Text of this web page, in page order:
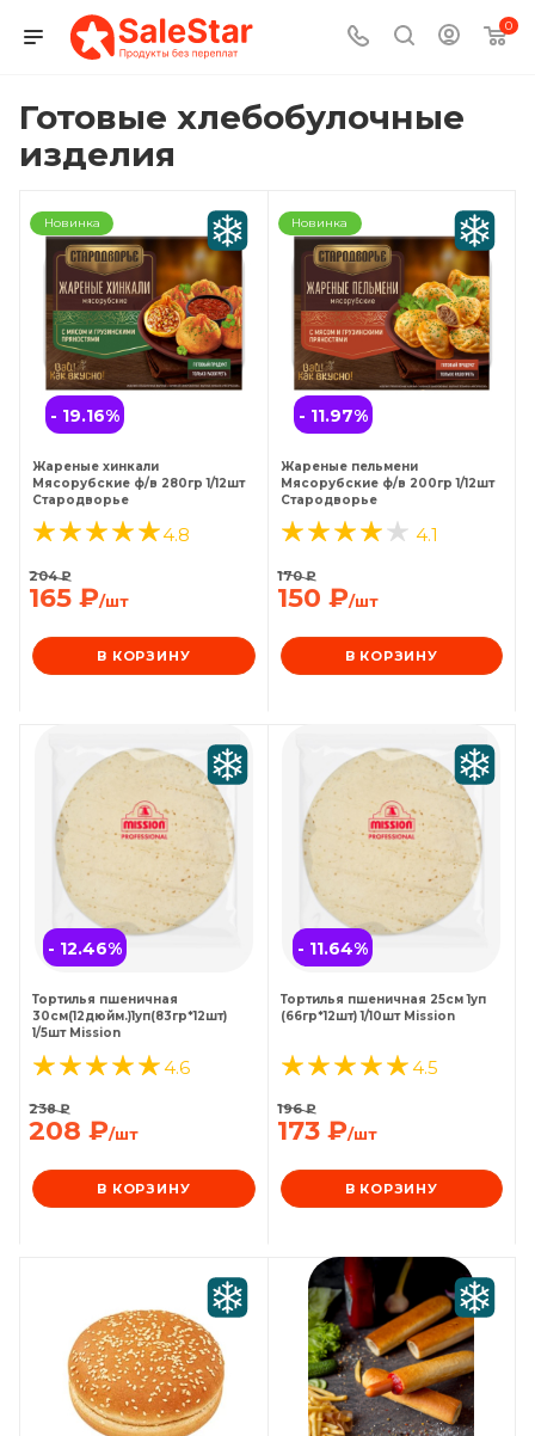
0
Готовые хлебобулочные
изделия
- 19.16%
Новинка
Жареные хинкали
Мясорубские ф/в 280гр 1/12шт
Стародворье
4.8
165 ₽/шт
204₽
В КОРЗИНУ
- 11.97%
Новинка
Жареные пельмени
Мясорубские ф/в 200гр 1/12шт
Стародворье
4.1
150 ₽/шт
170₽
В КОРЗИНУ
- 12.46%
Тортилья пшеничная
30см(12дюйм.)1уп(83гр*12шт)
1/5шт Mission
4.6
208 ₽/шт
238₽
В КОРЗИНУ
- 11.64%
Тортилья пшеничная 25см 1уп
(66гр*12шт) 1/10шт Mission
4.5
173₽/шт
196₽
В КОРЗИНУ